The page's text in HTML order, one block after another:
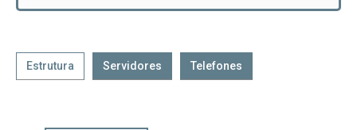
Estrutura Servidores Telefones